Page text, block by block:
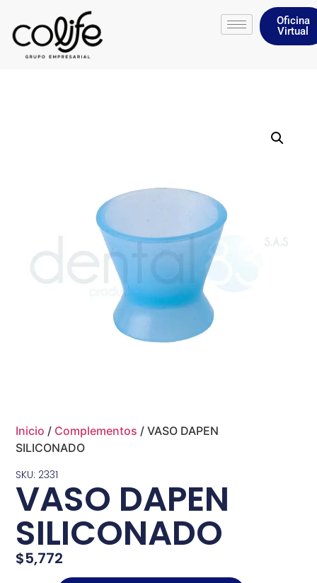
Oficina
Virtual
Inicio / Complementos / VASO DAPEN
SILICONADO
SKU: 2331
VASO DAPEN
SILICONADO
$5,772